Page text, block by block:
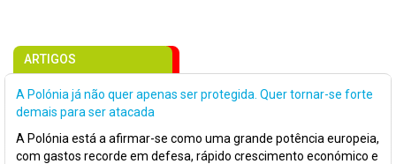
ARTIGOS
A Polónia já não quer apenas ser protegida. Quer tornar-se forte
demais para ser atacada
A Polónia está a afirmar-se como uma grande potência europeia,
com gastos recorde em defesa, rápido crescimento económico e